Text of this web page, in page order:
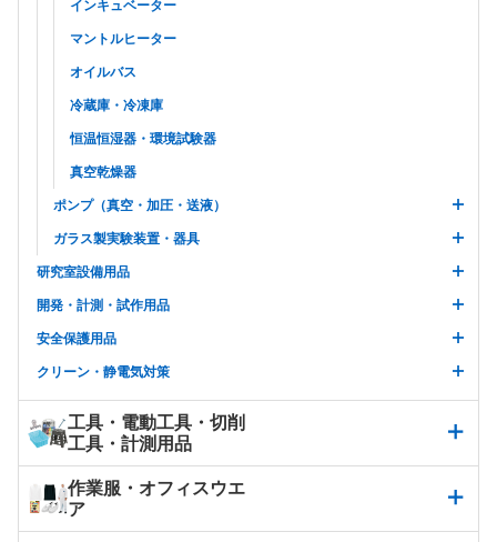
インキュベーター
マントルヒーター
オイルバス
冷蔵庫・冷凍庫
恒温恒湿器・環境試験器
真空乾燥器
ポンプ（真空・加圧・送液）
ガラス製実験装置・器具
研究室設備用品
開発・計測・試作用品
安全保護用品
クリーン・静電気対策
工具・電動工具・切削
工具・計測用品
作業服・オフィスウエ
ア